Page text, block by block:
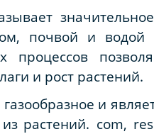
почвой и
и рост растений.
и
из растений. com,